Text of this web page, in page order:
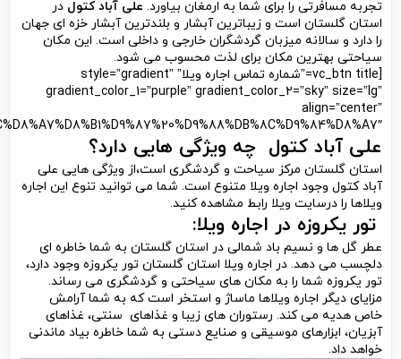
تجربه مسافرتی را برای شما به ارمغان بیاورد. علی آباد کتول در
استان گلستان است و زیباترین آبشار و بلندترین آبشار خزه ای جهان
را دارد و سالانه میزبان گردشگران خارجی و داخلی است. این مکان
سیاحتی بهترین مکان برای لذت محسوب می شود.
[vc_btn title=”شماره تماس اجاره ویلا” style=”gradient”
gradient_color_1=”purple” gradient_color_2=”sky” size=”lg”
align=”center”
علی آباد کتول چه ویژگی هایی دارد؟
استان گلستان مرکز سیاحت و گردشگری است،از ویژگی هایی علی
آباد کتول وجود اجاره ویلا متنوع است. شما می توانید تنوع این اجاره
ویلاها را درسایت ویلا رابط مشاهده کنید.
تور یکروزه در اجاره ویلا:
عطر گل ها و نسیم باد شمالی در استان گلستان به شما خاطره ای
دلچسب می دهد. در اجاره ویلا استان گلستان تور یکروزه وجود دارد،
تور یکروزه شما را به مکان های سیاحتی و گردشگری می رساند.
مزایای دیگر اجاره ویلاها ماساژ و استخر است که به شما آرامش
خاص هدیه می کند. رستوران های زیبا و غذاهای سنتی، غذاهای
آبزیان، ابزارهای موسیقی و صنایع دستی به شما خاطره بیاد ماندنی
خواهد داد.